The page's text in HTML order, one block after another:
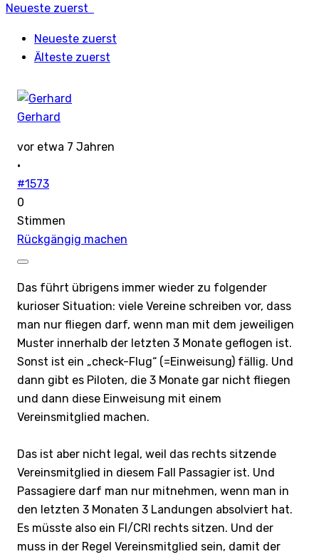
Neueste zuerst
Neueste zuerst
Älteste zuerst
Gerhard
vor etwa 7 Jahren
·
#1573
0
Stimmen
Rückgängig machen
Das führt übrigens immer wieder zu folgender
kurioser Situation: viele Vereine schreiben vor, dass
man nur fliegen darf, wenn man mit dem jeweiligen
Muster innerhalb der letzten 3 Monate geflogen ist.
Sonst ist ein „check-Flug“ (=Einweisung) fällig. Und
dann gibt es Piloten, die 3 Monate gar nicht fliegen
und dann diese Einweisung mit einem
Vereinsmitglied machen.
Das ist aber nicht legal, weil das rechts sitzende
Vereinsmitglied in diesem Fall Passagier ist. Und
Passagiere darf man nur mitnehmen, wenn man in
den letzten 3 Monaten 3 Landungen absolviert hat.
Es müsste also ein FI/CRI rechts sitzen. Und der
muss in der Regel Vereinsmitglied sein, damit der